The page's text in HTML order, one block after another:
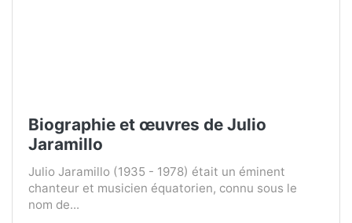
Biographie et œuvres de Julio
Jaramillo
Julio Jaramillo (1935 - 1978) était un éminent
chanteur et musicien équatorien, connu sous le
nom de...